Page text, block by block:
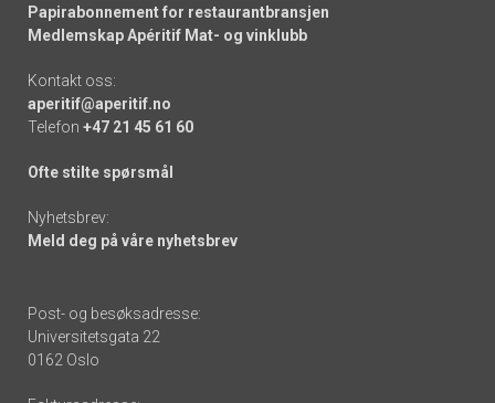
Papirabonnement for restaurantbransjen
Medlemskap Apéritif Mat- og vinklubb
Kontakt oss:
aperitif@aperitif.no
Telefon +47 21 45 61 60
Ofte stilte spørsmål
Nyhetsbrev:
Meld deg på våre nyhetsbrev
Post- og besøksadresse:
Universitetsgata 22
0162 Oslo